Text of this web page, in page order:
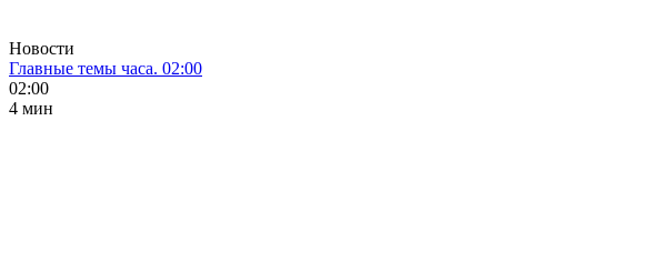
Новости
Главные темы часа. 02:00
02:00
4 мин